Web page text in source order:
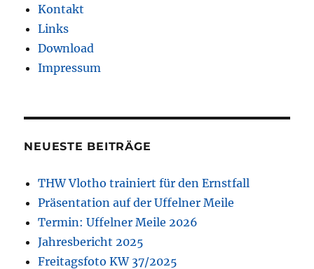
Kontakt
Links
Download
Impressum
NEUESTE BEITRÄGE
THW Vlotho trainiert für den Ernstfall
Präsentation auf der Uffelner Meile
Termin: Uffelner Meile 2026
Jahresbericht 2025
Freitagsfoto KW 37/2025